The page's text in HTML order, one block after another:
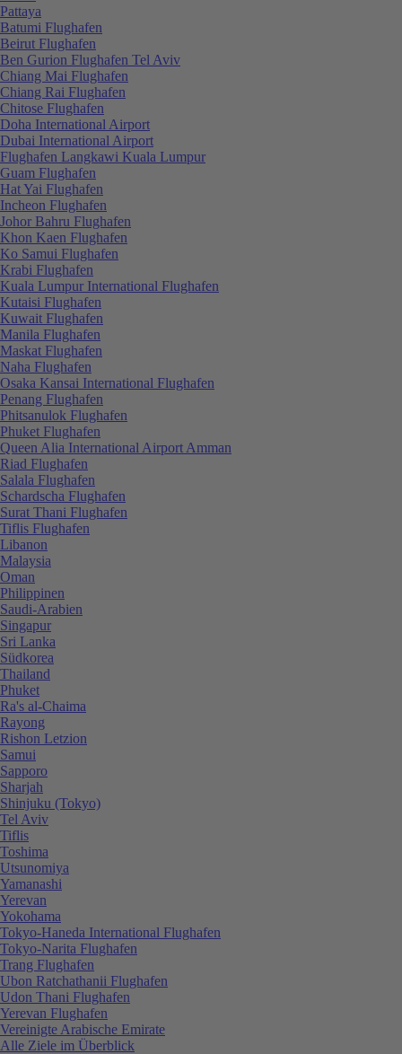
Pattaya
Batumi Flughafen
Beirut Flughafen
Ben Gurion Flughafen Tel Aviv
Chiang Mai Flughafen
Chiang Rai Flughafen
Chitose Flughafen
Doha International Airport
Dubai International Airport
Flughafen Langkawi Kuala Lumpur
Guam Flughafen
Hat Yai Flughafen
Incheon Flughafen
Johor Bahru Flughafen
Khon Kaen Flughafen
Ko Samui Flughafen
Krabi Flughafen
Kuala Lumpur International Flughafen
Kutaisi Flughafen
Kuwait Flughafen
Manila Flughafen
Maskat Flughafen
Naha Flughafen
Osaka Kansai International Flughafen
Penang Flughafen
Phitsanulok Flughafen
Phuket Flughafen
Queen Alia International Airport Amman
Riad Flughafen
Salala Flughafen
Schardscha Flughafen
Surat Thani Flughafen
Tiflis Flughafen
Libanon
Malaysia
Oman
Philippinen
Saudi-Arabien
Singapur
Sri Lanka
Südkorea
Thailand
Phuket
Ra's al-Chaima
Rayong
Rishon Letzion
Samui
Sapporo
Sharjah
Shinjuku (Tokyo)
Tel Aviv
Tiflis
Toshima
Utsunomiya
Yamanashi
Yerevan
Yokohama
Tokyo-Haneda International Flughafen
Tokyo-Narita Flughafen
Trang Flughafen
Ubon Ratchathanii Flughafen
Udon Thani Flughafen
Yerevan Flughafen
Vereinigte Arabische Emirate
Alle Ziele im Überblick